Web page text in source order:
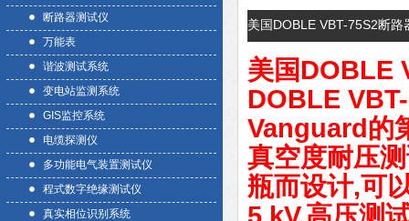
断路器测试仪
万能表
谐波测试系统
变电站监测系统
GIS监控系统
电缆探测仪
多功能电气装置测试仪
程式数字绝缘测试仪
真实相位识别系统
美国DOBLE VBT-75S2断
美国DOBLE
DOBLE
Vanguard的
真空度耐压
瓶而设计,可